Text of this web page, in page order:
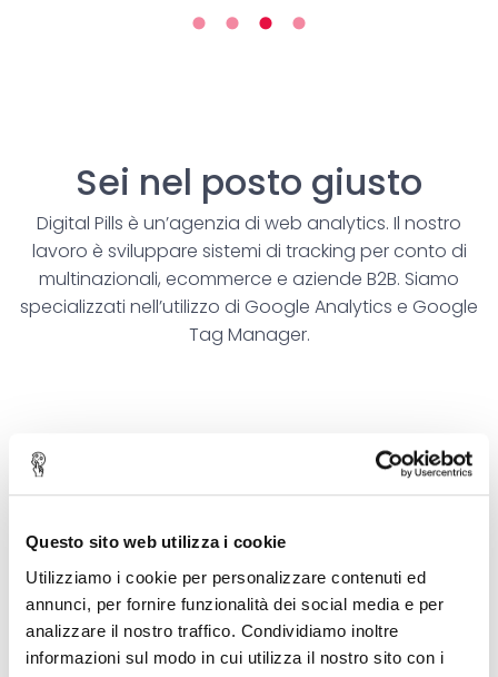
Questo sito web utilizza i cookie
Utilizziamo i cookie per personalizzare contenuti ed
annunci, per fornire funzionalità dei social media e per
analizzare il nostro traffico. Condividiamo inoltre
informazioni sul modo in cui utilizza il nostro sito con i
Sei nel posto giusto
Digital Pills è un’agenzia di web analytics. Il nostro
lavoro è sviluppare sistemi di tracking per conto di
multinazionali, ecommerce e aziende B2B. Siamo
specializzati nell’utilizzo di Google Analytics e Google
Tag Manager.